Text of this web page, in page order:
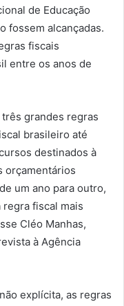
de Educação
fossem alcançadas.
fiscais
entre os anos de
três grandes regras
brasileiro até
destinados à
orçamentários
um ano para outro,
fiscal mais
Cléo Manhas,
à Agência
explícita, as regras